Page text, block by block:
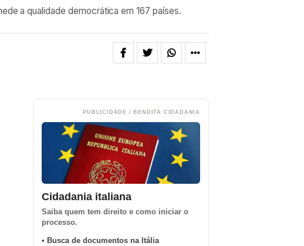
a qualidade democrática em 167 países.
PUBLICIDADE / BENDITA CIDADANIA
Cidadania italiana
Saiba quem tem direito e como iniciar o
processo.
• Busca de documentos na Itália